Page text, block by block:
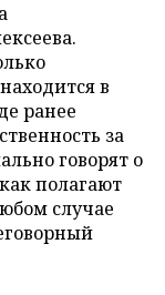
в
ранее
за
говорят о
полагают
случае